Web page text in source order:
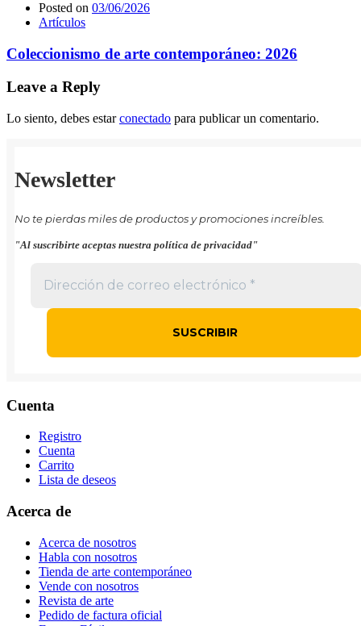
Posted on 03/06/2026
Artículos
Coleccionismo de arte contemporáneo: 2026
Leave a Reply
Lo siento, debes estarconectado para publicar un comentario.
Newsletter
No te pierdas miles de productos y promociones increíbles.
"Al suscribirte aceptas nuestra política de privacidad"
Cuenta
Registro
Cuenta
Carrito
Lista de deseos
Acerca de
Acerca de nosotros
Habla con nosotros
Tienda de arte contemporáneo
Vende con nosotros
Revista de arte
Pedido de factura oficial